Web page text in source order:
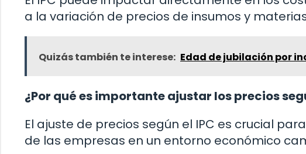
a la variación de precios de insumos y
Quizás también te interese: Edad de jubilación por
¿Por qué es importante ajustar los precios
El ajuste de precios según el IPC es crucial
de las empresas en un entorno económico